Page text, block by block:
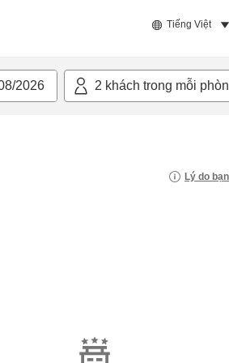
Tiếng Việt
2026 2 khách trong mỗi
Lý do